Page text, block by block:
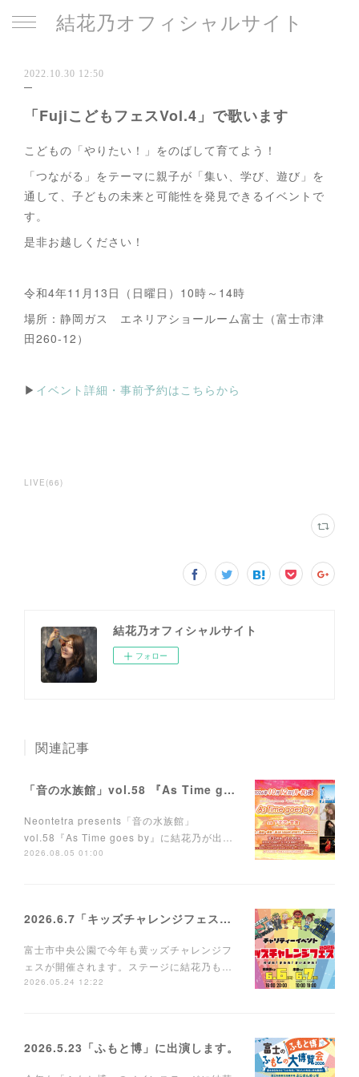
結花乃オフィシャルサイト
2022.10.30 12:50
「FujiこどもフェスVol.4」で歌います
こどもの「やりたい！」をのばして育てよう！
「つながる」をテーマに親子が「集い、学び、遊び」を
通して、子どもの未来と可能性を発見できるイベントで
す。
是非お越しください！
令和4年11月13日（日曜日）10時～14時
場所：静岡ガス エネリアショールーム富士（富士市津
田260-12）
▶︎ イベント詳細・事前予約はこちらから
LIVE (66)
結花乃オフィシャルサイト
フォロー
関連記事
「音の水族館」vol.58 『As Time goes by』に出演します。
Neontetra presents「音の水族館」
vol.58『As Time goes by』に結花乃が出…
2026.08.05 01:00
2026.6.7「キッズチャレンジフェス」に出演します。
富士市中央公園で今年も黄ッズチャレンジフ
ェスが開催されます。ステージに結花乃も…
2026.05.24 12:22
2026.5.23「ふもと博」に出演します。